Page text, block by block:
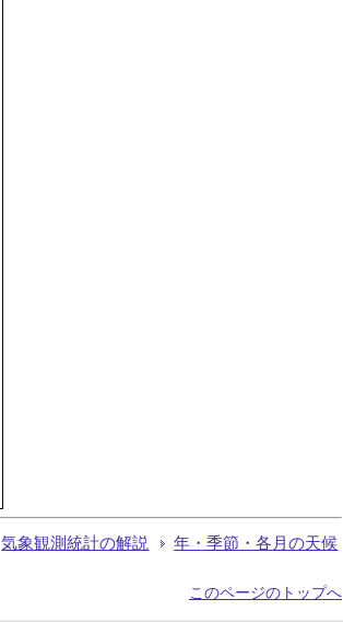
気象観測統計の解説 年・季節・各月の天候
このページのトップへ